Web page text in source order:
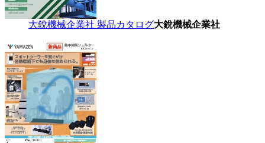
大銳機械企業社 製品カタログ大銳機械企業社